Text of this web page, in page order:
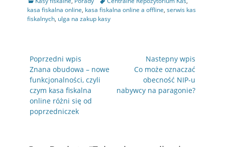
kasa fiskalna online, kasa fiskalna online a offline, serwis kas
fiskalnych, ulga na zakup kasy
Nawigacja
wpisu
Poprzedni wpis
Poprzedni
wpis
Znana obudowa – nowe
funkcjonalności, czyli
czym kasa fiskalna
online różni się od
poprzedniczek
Nastepny wpis
NastępnyCo może oznaczać
obecność NIP-u
nabywcy na paragonie?